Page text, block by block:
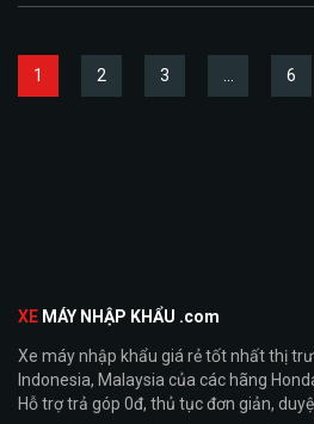
1 2 3 … 6
XE MÁY NHẬP KHẨU .com
Xe máy nhập khẩu giá rẻ tốt nhất thị
Indonesia, Malaysia của các hãng
Hỗ trợ trả góp 0đ, thủ tục đơn giản,